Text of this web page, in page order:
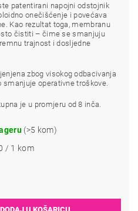
patentirani napojni odstojnik
onečišćenje i povećava
Kao rezultat toga, membranu
čistiti – čime se smanjuju
trajnost i dosljedne
zbog visokog odbacivanja
smanjuje operativne troškove.
je u promjeru od 8 inča.
(>5 kom)
/ 1 kom